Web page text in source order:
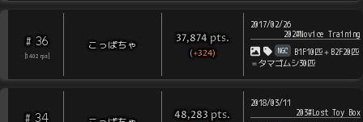
# 36
1402 rps
こっぱちゃ 37,874 pts.
(+324)
2017/02/26
202#Novice Training
NGC
B1F10匹＋B2F20匹
＝タマゴムシ30匹
# 34 48,283 pts.
2018/03/11
203#Lost Toy Box